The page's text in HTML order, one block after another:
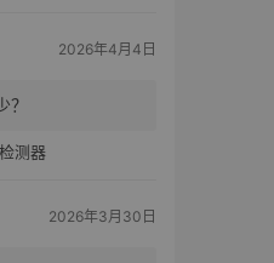
2026年4月4日
测器
2026年3月30日